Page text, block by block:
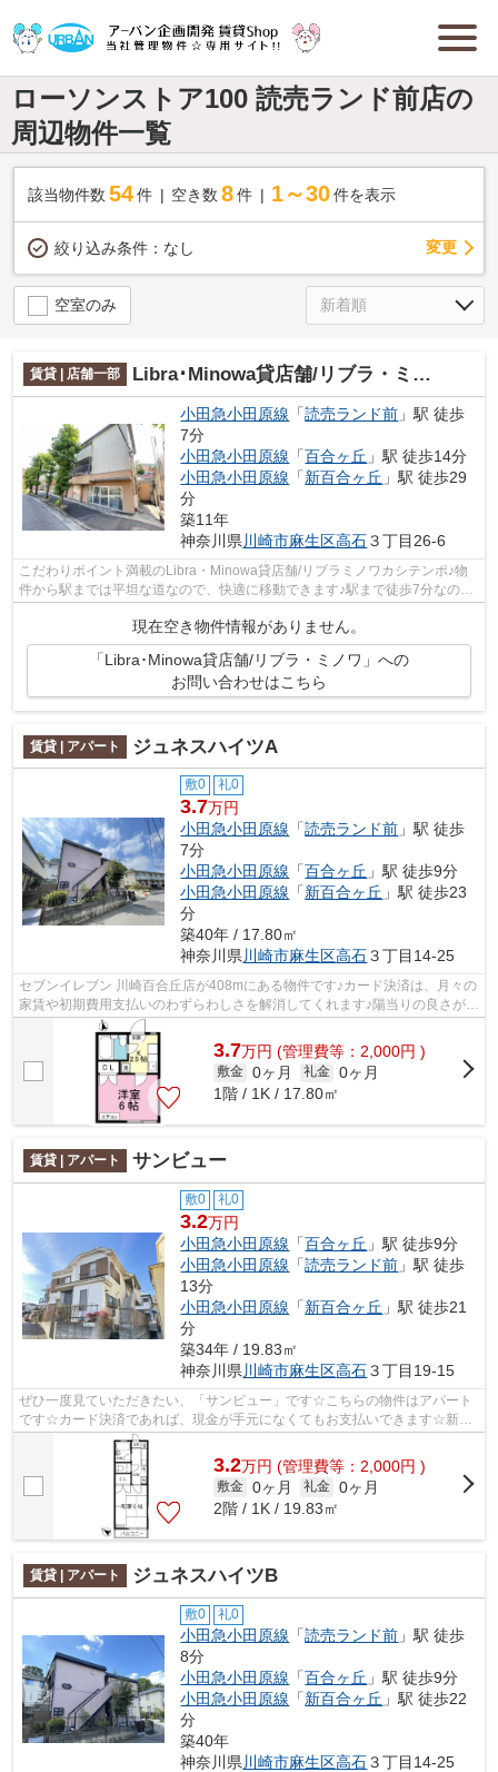
ローソンストア100 読売ランド前店の
周辺物件一覧
該当物件数 54件 空き数 8 件 1～30 件を表示
絞り込み条件： なし 変更
空室のみ
賃貸 | 店舗一部 Libra･Minowa貸店舗/リブラ・ミノワ
小田急小田原線 「読売ランド前 」駅 徒歩
7分
小田急小田原線 「百合ヶ丘 」駅 徒歩14分
小田急小田原線 「新百合ヶ丘 」駅 徒歩29
分
築11年
神奈川県 川崎市麻生区高石３丁目26-6
こだわりポイント満載のLibra・Minowa貸店舗/リブラミノワカシテンポ♪物
件から駅までは平坦な道なので、快適に移動できます♪駅まで徒歩7分なの
で、アクセスの良い物件です(#^^#)
現在空き物件情報がありません。
「Libra･Minowa貸店舗/リブラ・ミノワ」への
お問い合わせはこちら
賃貸 | アパート ジュネスハイツA
敷0 礼0
3.7万円
小田急小田原線 「読売ランド前 」駅 徒歩
7分
小田急小田原線 「百合ヶ丘 」駅 徒歩9分
小田急小田原線 「新百合ヶ丘 」駅 徒歩23
分
築40年 / 17.80㎡
神奈川県川崎市麻生区高石３丁目14-25
セブンイレブン 川崎百合丘店が408mにある物件です♪カード決済は、月々の
家賃や初期費用支払いのわずらわしさを解消してくれます♪陽当りの良さが魅
力のアパートです♪ぜひご覧いただき...
3.7万円 (管理費等：2,000円 )
敷金 0ヶ月 礼金 0ヶ月
1階 / 1K / 17.80㎡
賃貸 | アパート サンビュー
敷0 礼0
3.2万円
小田急小田原線 「百合ヶ丘 」駅 徒歩9分
小田急小田原線 「読売ランド前 」駅 徒歩
13分
小田急小田原線 「新百合ヶ丘 」駅 徒歩21
分
築34年 / 19.83㎡
神奈川県川崎市麻生区高石３丁目19-15
ぜひ一度見ていただきたい、「サンビュー」です☆こちらの物件はアパート
です☆カード決済であれば、現金が手元になくてもお支払いできます☆新し
い日々を送るにふさわしい、きれいな室内...
3.2万円 (管理費等：2,000円 )
敷金 0ヶ月 礼金 0ヶ月
2階 / 1K / 19.83㎡
賃貸 | アパート ジュネスハイツB
敷0 礼0
小田急小田原線 「読売ランド前 」駅 徒歩
8分
小田急小田原線 「百合ヶ丘 」駅 徒歩9分
小田急小田原線 「新百合ヶ丘 」駅 徒歩22
分
築40年
神奈川県 川崎市麻生区高石３丁目14-25